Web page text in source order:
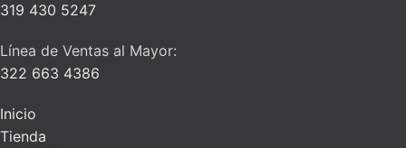
319 430 5247
Línea de Ventas al Mayor:
322 663 4386
Inicio
Tienda